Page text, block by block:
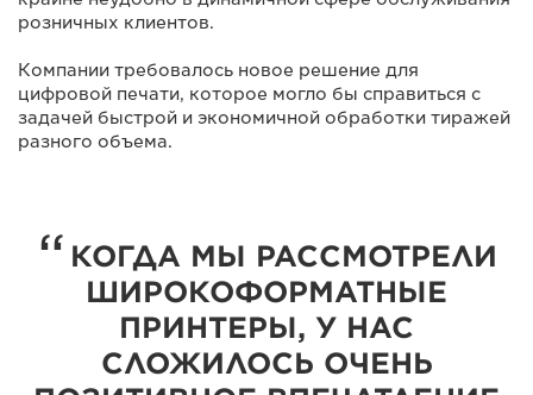
розничных клиентов.
Компании требовалось новое решение для
цифровой печати, которое могло бы справиться с
задачей быстрой и экономичной обработки тиражей
разного объема.
КОГДА МЫ РАССМОТРЕЛИ
ШИРОКОФОРМАТНЫЕ
ПРИНТЕРЫ, У НАС
СЛОЖИЛОСЬ ОЧЕНЬ